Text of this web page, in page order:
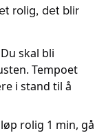
rolig, det blir
skal bli
Tempoet
i stand til å
rolig 1 min, gå